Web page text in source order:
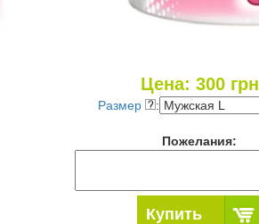
Цена: 300грн
Размер :
Пожелания:
Купить